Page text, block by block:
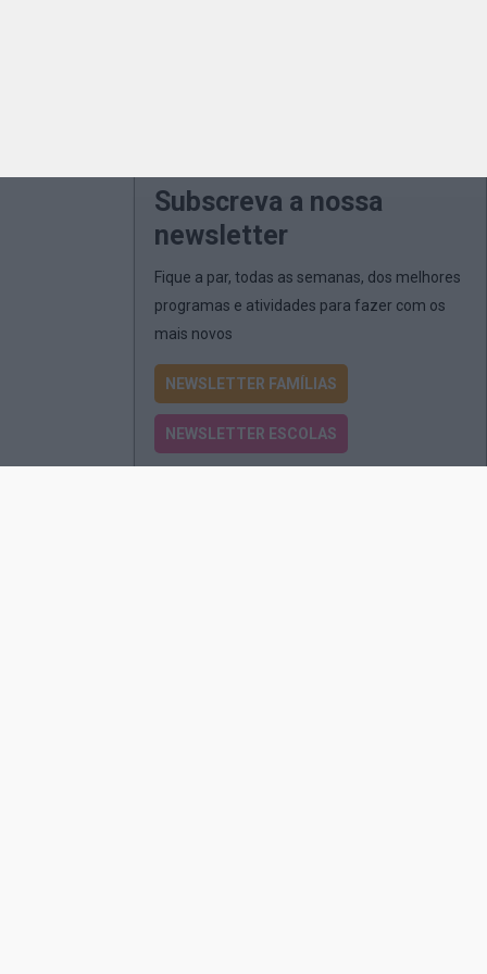
Subscreva a nossa
newsletter
Fique a par, todas as semanas, dos melhores
programas e atividades para fazer com os
mais novos
NEWSLETTER FAMÍLIAS
NEWSLETTER ESCOLAS